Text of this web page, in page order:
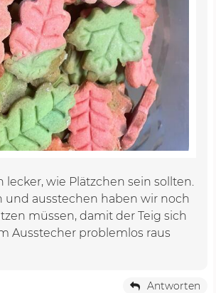
lecker, wie Plätzchen sein sollten.
und ausstechen haben wir noch
müssen, damit der Teig sich
Ausstecher problemlos raus
Antworten